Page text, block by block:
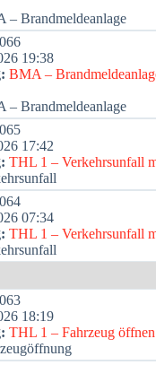
– Brand­mel­de­an­la­ge
19:38
BMA –
– Brand­mel­de­an­la­ge
17:42
THL 1 – Ver­kehrs­un­fall
07:34
THL 1 – Ver­kehrs­un­fall
18:19
THL 1 – Fahr­zeug